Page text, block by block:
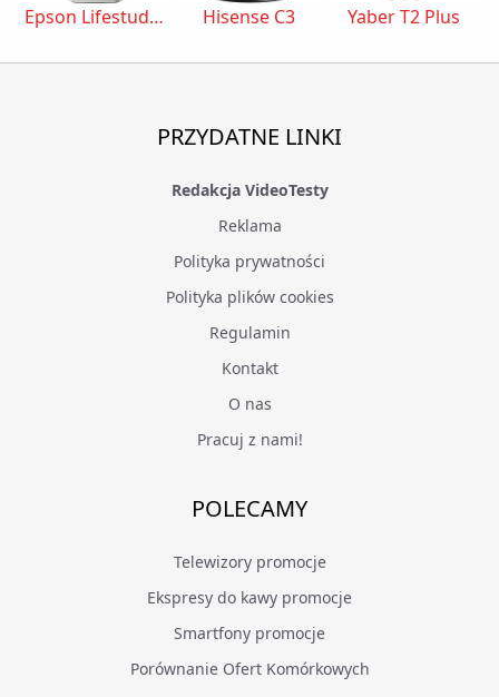
Epson Lifestudio Flex Plus EF-72 Hisense C3 Yaber T2 Plus
PRZYDATNE LINKI
Redakcja VideoTesty
Reklama
Polityka prywatności
Polityka plików cookies
Regulamin
Kontakt
O nas
Pracuj z nami!
POLECAMY
Telewizory promocje
Ekspresy do kawy promocje
Smartfony promocje
Porównanie Ofert Komórkowych